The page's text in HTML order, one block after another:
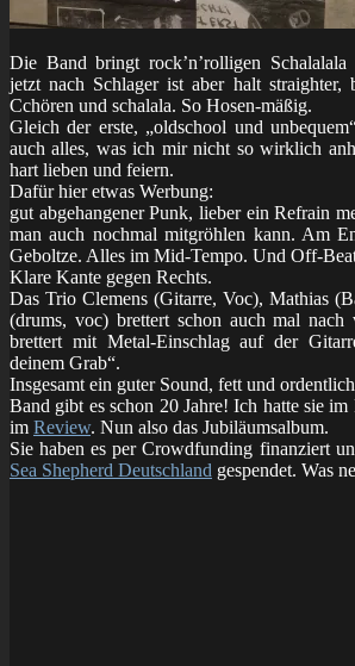
Die Band bringt rock’n’rolligen
jetzt nach Schlager ist aber halt straighter,
Cchören und schalala. So Hosen-mäßig.
Gleich der erste, „oldschool und
auch alles, was ich mir nicht so wirklich
hart lieben und feiern.
Dafür hier etwas Werbung:
gut abgehangener Punk, lieber ein Refrain
man auch nochmal mitgröhlen kann. Am
Geboltze. Alles im Mid-Tempo. Und Off-
Klare Kante gegen Rechts.
Das Trio Clemens (Gitarre, Voc), Mathias
(drums, voc) brettert schon auch mal nach
brettert mit Metal-Einschlag auf der
deinem Grab“.
Insgesamt ein guter Sound, fett und
Band gibt es schon 20 Jahre! Ich hatte sie im
im Review. Nun also das Jubiläumsalbum.
Sie haben es per Crowdfunding finanziert
Sea Shepherd Deutschland gespendet. Was